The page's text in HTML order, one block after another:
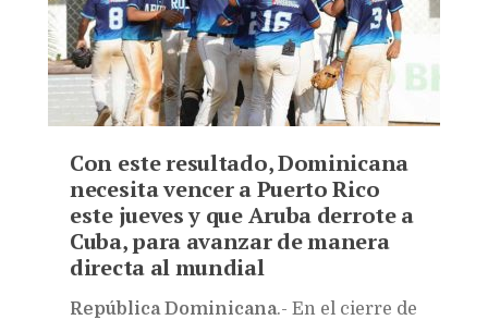
Con este resultado, Dominicana
necesita vencer a Puerto Rico
este jueves y que Aruba derrote a
Cuba, para avanzar de manera
directa al mundial
República Dominicana.- En el cierre de